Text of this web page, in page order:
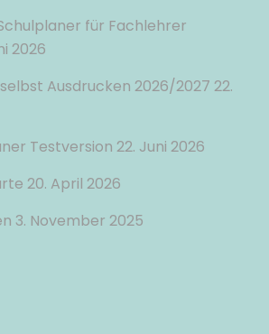
für Fachlehrer
2026
Ausdrucken 2026/2027 22.
Testversion 22. Juni 2026
20. April 2026
3. November 2025